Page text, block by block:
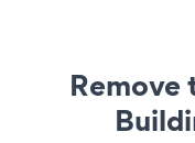
Remove